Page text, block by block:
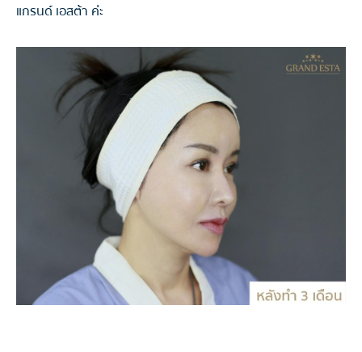
แกรนด์ เอสต้า ค่ะ